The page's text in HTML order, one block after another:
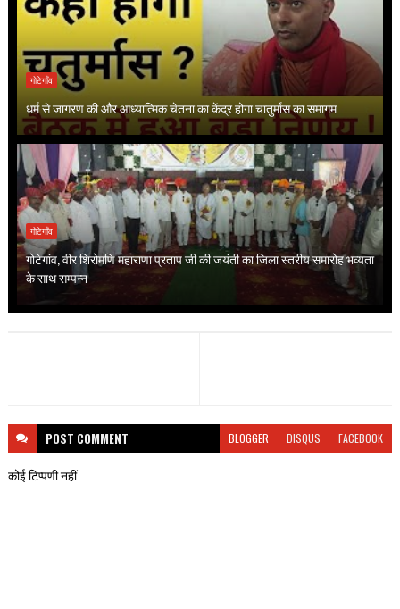
गोटेगाँव
धर्म से जागरण की और आध्यात्मिक चेतना का केंद्र होगा चातुर्मास का समागम
गोटेगाँव
गोटेगांव, वीर शिरोमणि महाराणा प्रताप जी की जयंती का जिला स्तरीय समारोह भव्यता
के साथ सम्पन्न
POST COMMENT BLOGGER DISQUS FACEBOOK
कोई टिप्पणी नहीं